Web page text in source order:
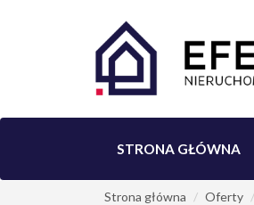
STRONA GŁÓWNA
Strona główna Oferty